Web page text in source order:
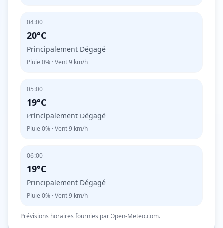
04:00
20°C
Principalement Dégagé
Pluie 0% · Vent9 km/h
05:00
19°C
Principalement Dégagé
Pluie 0% · Vent9 km/h
06:00
19°C
Principalement Dégagé
Pluie 0% · Vent9 km/h
Prévisions horaires fournies parOpen-Meteo.com.